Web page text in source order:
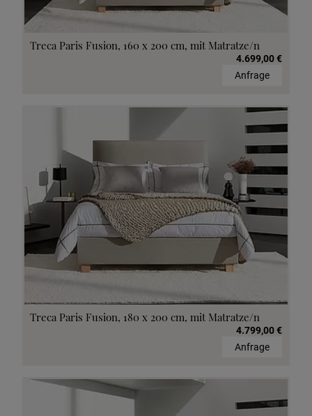
Treca Paris Fusion, 160 x 200 cm, mit Matratze/n
4.699,00 €
Anfrage
Treca Paris Fusion, 180 x 200 cm, mit Matratze/n
4.799,00 €
Anfrage